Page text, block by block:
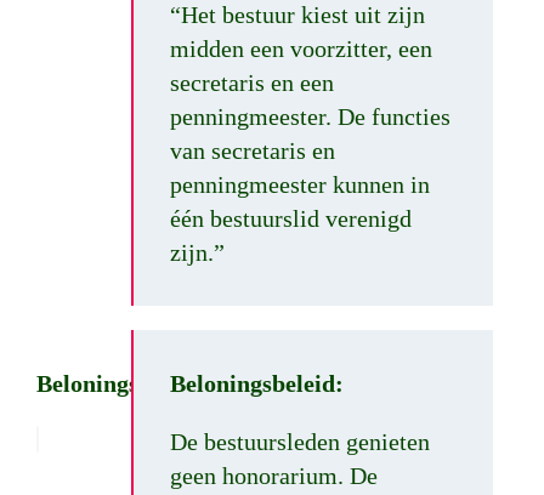
“Het bestuur kiest uit zijn
midden een voorzitter, een
secretaris en een
penningmeester. De functies
van secretaris en
penningmeester kunnen in
één bestuurslid verenigd
zijn.”
BeloningsbeleidBeloningsbeleid:
De bestuursleden genieten
geen honorarium. De